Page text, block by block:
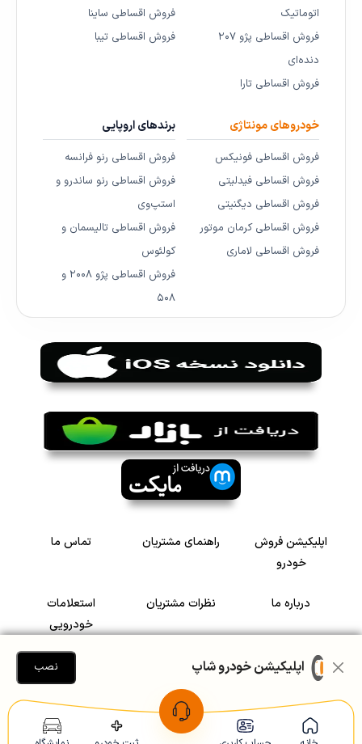
اتوماتیک
فروش اقساطی پژو ۲۰۷
دنده‌ای
فروش اقساطی تارا
فروش اقساطی ساینا
فروش اقساطی تیبا
خودروهای مونتاژی
فروش اقساطی فونیکس
فروش اقساطی فیدلیتی
فروش اقساطی دیگنیتی
فروش اقساطی کرمان موتور
فروش اقساطی لاماری
برندهای اروپایی
فروش اقساطی رنو فرانسه
فروش اقساطی رنو ساندرو و
استپ‌وی
فروش اقساطی تالیسمان و
کولئوس
فروش اقساطی پژو ۲۰۰۸ و
۵۰۸
اپلیکیشن فروش
خودرو
راهنمای مشتریان تماس ما
درباره ما نظرات مشتریان
استعلامات
خودرویی
سرمایه گذاری در
رضایت مشتریاناپلیکیشن خودرو شاپ نصب